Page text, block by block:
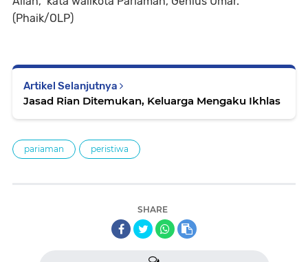
(Phaik/OLP)
Artikel Selanjutnya
Jasad Rian Ditemukan, Keluarga Mengaku Ikhlas
pariaman peristiwa
SHARE